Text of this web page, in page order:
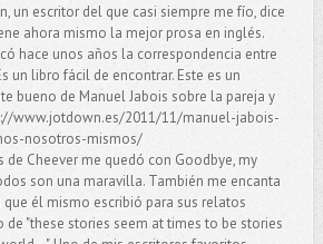
un escritor del que casi siempre me fío, dice
ahora mismo la mejor prosa en inglés.
hace unos años la correspondencia entre
un libro fácil de encontrar. Este es un
bueno de Manuel Jabois sobre la pareja y
www.jotdown.es/2011/11/manuel-jabois-
nosotros-mismos/
de Cheever me quedó con Goodbye, my
son una maravilla. También me encanta
él mismo escribió para sus relatos
de "these stories seem at times to be stories